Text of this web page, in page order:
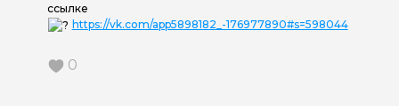
ссылке
https://vk.com/app5898182_-176977890#s=598044
0